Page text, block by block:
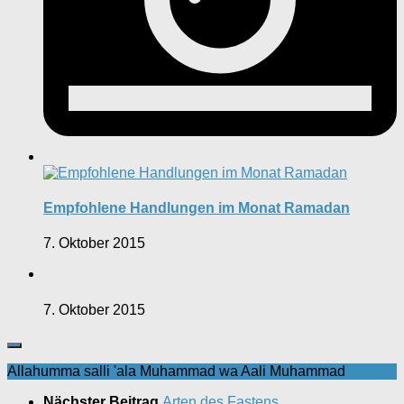
Empfohlene Handlungen im Monat Ramadan
7. Oktober 2015
7. Oktober 2015
Allahumma salli 'ala Muhammad wa Aali Muhammad